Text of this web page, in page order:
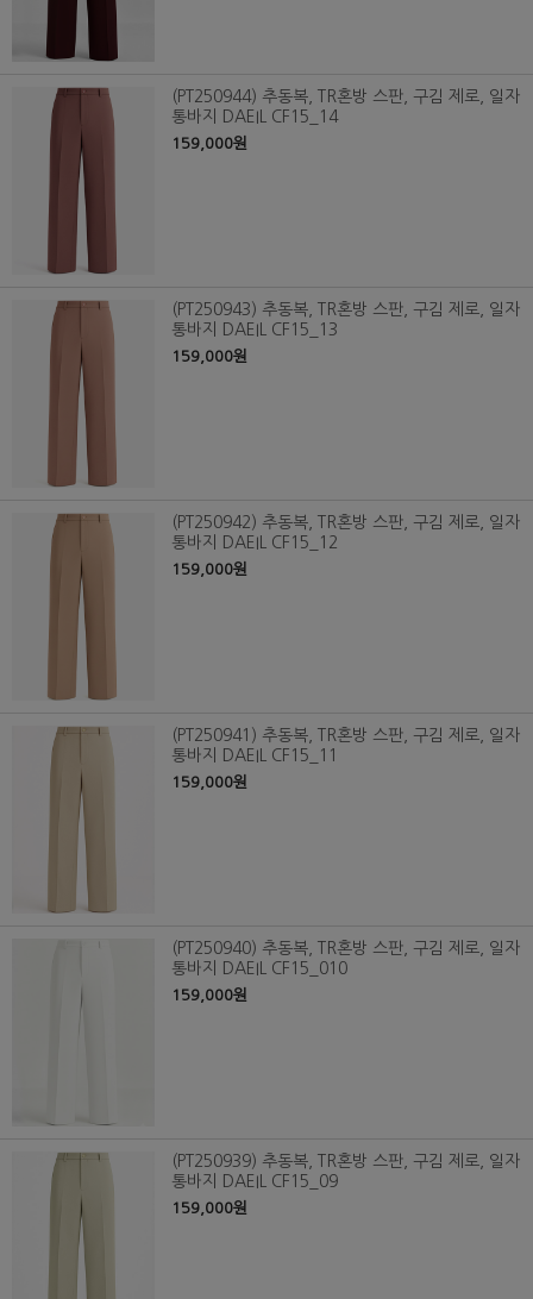
(PT250944) 추동복, TR혼방 스판, 구김 제로, 일자
통바지 DAEIL CF15_14
159,000원
(PT250943) 추동복, TR혼방 스판, 구김 제로, 일자
통바지 DAEIL CF15_13
159,000원
(PT250942) 추동복, TR혼방 스판, 구김 제로, 일자
통바지 DAEIL CF15_12
159,000원
(PT250941) 추동복, TR혼방 스판, 구김 제로, 일자
통바지 DAEIL CF15_11
159,000원
(PT250940) 추동복, TR혼방 스판, 구김 제로, 일자
통바지 DAEIL CF15_010
159,000원
(PT250939) 추동복, TR혼방 스판, 구김 제로, 일자
통바지 DAEIL CF15_09
159,000원